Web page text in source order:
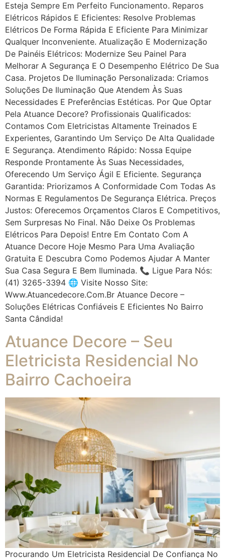
Esteja Sempre Em Perfeito Funcionamento. Reparos
Elétricos Rápidos E Eficientes: Resolve Problemas
Elétricos De Forma Rápida E Eficiente Para Minimizar
Qualquer Inconveniente. Atualização E Modernização
De Painéis Elétricos: Modernize Seu Painel Para
Melhorar A Segurança E O Desempenho Elétrico De Sua
Casa. Projetos De Iluminação Personalizada: Criamos
Soluções De Iluminação Que Atendem Às Suas
Necessidades E Preferências Estéticas. Por Que Optar
Pela Atuance Decore? Profissionais Qualificados:
Contamos Com Eletricistas Altamente Treinados E
Experientes, Garantindo Um Serviço De Alta Qualidade
E Segurança. Atendimento Rápido: Nossa Equipe
Responde Prontamente Às Suas Necessidades,
Oferecendo Um Serviço Ágil E Eficiente. Segurança
Garantida: Priorizamos A Conformidade Com Todas As
Normas E Regulamentos De Segurança Elétrica. Preços
Justos: Oferecemos Orçamentos Claros E Competitivos,
Sem Surpresas No Final. Não Deixe Os Problemas
Elétricos Para Depois! Entre Em Contato Com A
Atuance Decore Hoje Mesmo Para Uma Avaliação
Gratuita E Descubra Como Podemos Ajudar A Manter
Sua Casa Segura E Bem Iluminada. 📞 Ligue Para Nós:
(41) 3265-3394 🌐 Visite Nosso Site:
Www.atuancedecore.com.br Atuance Decore –
Soluções Elétricas Confiáveis E Eficientes No Bairro
Santa Cândida!
Atuance Decore – Seu
Eletricista Residencial No
Bairro Cachoeira
Procurando Um Eletricista Residencial De Confiança No